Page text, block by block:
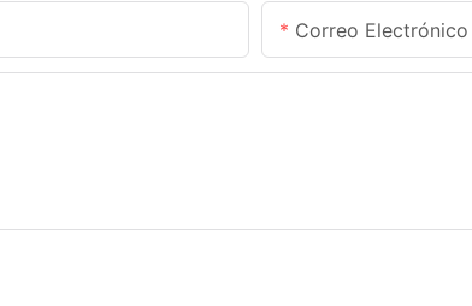
Correo Electrónico